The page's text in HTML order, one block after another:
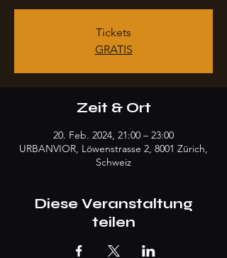
Tickets
GRATIS
Zeit & Ort
20. Feb. 2024, 21:00 – 23:00
URBANVIOR, Löwenstrasse 2, 8001 Zürich,
Schweiz
Diese Veranstaltung
teilen